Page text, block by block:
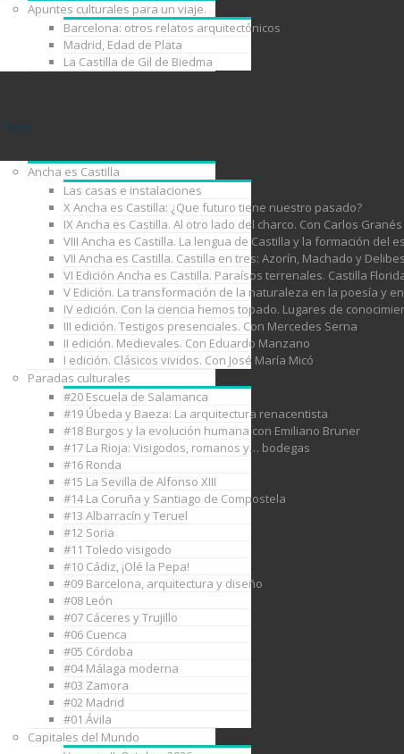
Apuntes culturales para un viaje.
Barcelona: otros relatos arquitectónicos
Madrid, Edad de Plata
La Castilla de Gil de Biedma
Viajes
Ancha es Castilla
Las casas e instalaciones
X Ancha es Castilla: ¿Que futuro tiene nuestro pasado?
IX Ancha es Castilla. Al otro lado del charco. Con Carlos Granés
VIII Ancha es Castilla. La lengua de Castilla y la formación del
VII Ancha es Castilla. Castilla en tres: Azorín, Machado y
VI Edición Ancha es Castilla. Paraísos terrenales. Castilla
V Edición. La transformación de la naturaleza en la poesía y
IV edición. Con la ciencia hemos topado. Lugares de
III edición. Testigos presenciales. Con Mercedes Serna
II edición. Medievales. Con Eduardo Manzano
I edición. Clásicos vividos. Con José María Micó
Paradas culturales
#20 Escuela de Salamanca
#19 Úbeda y Baeza: La arquitectura renacentista
#18 Burgos y la evolución humana con Emiliano Bruner
#17 La Rioja: Visigodos, romanos y… bodegas
#16 Ronda
#15 La Sevilla de Alfonso XIII
#14 La Coruña y Santiago de Compostela
#13 Albarracín y Teruel
#12 Soria
#11 Toledo visigodo
#10 Cádiz, ¡Olé la Pepa!
#09 Barcelona, arquitectura y diseño
#08 León
#07 Cáceres y Trujillo
#06 Cuenca
#05 Córdoba
#04 Málaga moderna
#03 Zamora
#02 Madrid
#01 Ávila
Capitales del Mundo